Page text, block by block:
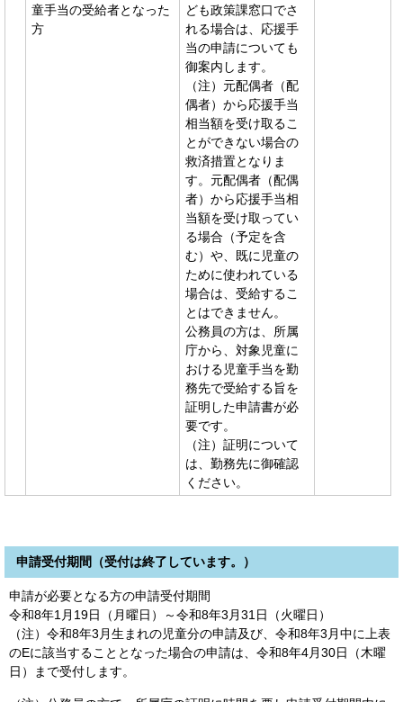
童手当の受給者となった
方
ども政策課窓口でさ
れる場合は、応援手
当の申請についても
御案内します。
（注）元配偶者（配
偶者）から応援手当
相当額を受け取るこ
とができない場合の
救済措置となりま
す。元配偶者（配偶
者）から応援手当相
当額を受け取ってい
る場合（予定を含
む）や、既に児童の
ために使われている
場合は、受給するこ
とはできません。
公務員の方は、所属
庁から、対象児童に
おける児童手当を勤
務先で受給する旨を
証明した申請書が必
要です。
（注）証明について
は、勤務先に御確認
ください。
申請受付期間（受付は終了しています。）
申請が必要となる方の申請受付期間
令和8年1月19日（月曜日）～令和8年3月31日（火曜日）
（注）令和8年3月生まれの児童分の申請及び、令和8年3月中に上表
のEに該当することとなった場合の申請は、令和8年4月30日（木曜
日）まで受付します。